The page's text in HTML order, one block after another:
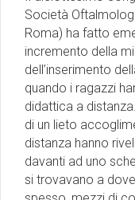
Società
Roma) ha fatto
incremento della
dell’inserimento
quando i ragazzi
didattica a
di un lieto
distanza hanno
davanti ad uno
si trovavano a